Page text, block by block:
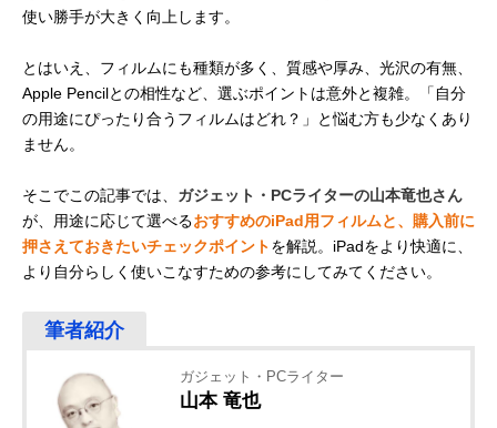
使い勝手が大きく向上します。
とはいえ、フィルムにも種類が多く、質感や厚み、光沢の有無、
Apple Pencilとの相性など、選ぶポイントは意外と複雑。「自分
の用途にぴったり合うフィルムはどれ？」と悩む方も少なくあり
ません。
そこでこの記事では、 ガジェット・PCライターの山本竜也さん
が、用途に応じて選べるおすすめのiPad用フィルムと、購入前に
押さえておきたいチェックポイントを解説。iPadをより快適に、
より自分らしく使いこなすための参考にしてみてください。
ガジェット・PCライター
山本 竜也